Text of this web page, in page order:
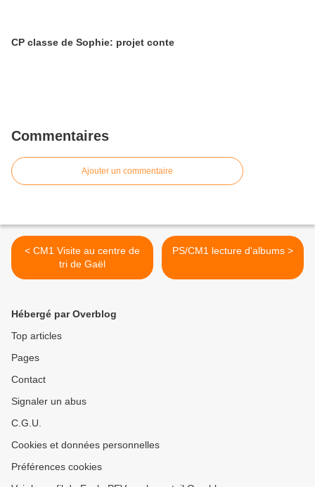
CP classe de Sophie: projet conte
Commentaires
Ajouter un commentaire
< CM1 Visite au centre de
tri de Gaël
PS/CM1 lecture d'albums >
Hébergé par Overblog
Top articles
Pages
Contact
Signaler un abus
C.G.U.
Cookies et données personnelles
Préférences cookies